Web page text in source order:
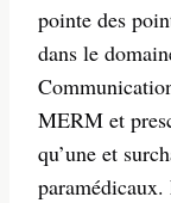
pointe des
dans le
MERM et
qu’une et